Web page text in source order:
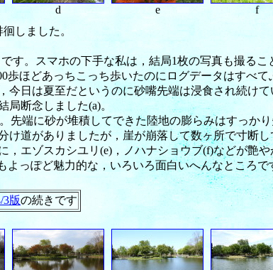
d e
f
しました。
す。スマホの下手な私は，結局1枚の写真も撮るこ
ほどあっちこっち歩いたのにログデータはすべて
日は夏至だというのに砂嘴先端は浸食され続けて
断念しました(a)。
先端に砂が堆積してできた陸地の膨らみはすっかり
道がありましたが，崖が崩落して数ヶ所で寸断し
エゾスカシユリ(e)，ノハナショウブ(f)などが艶や
っぽど魅力的な，いろいろ面白いへんなところで
3版の続きです